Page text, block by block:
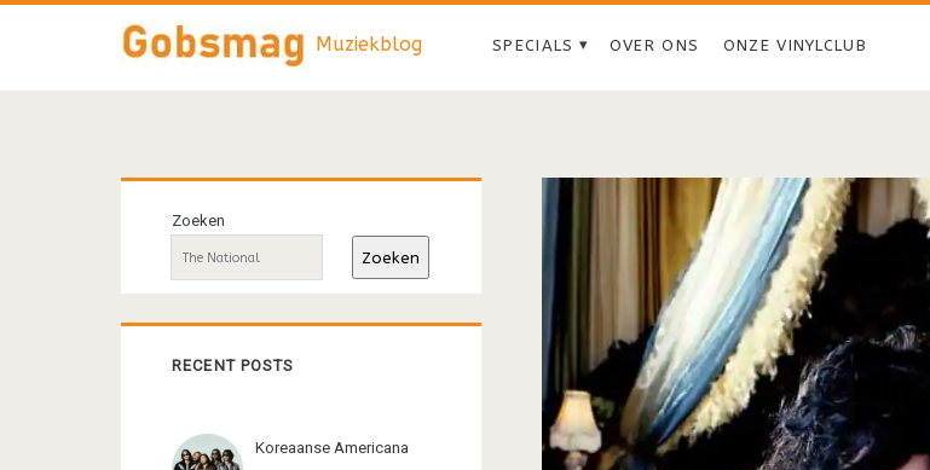
Muziekblog SPECIALS OVER ONS ONZE VINYLCLUB
<span>The
Naked
and
the
Famous</span>
Primaire
sidebar
Zoeken
Zoeken
RECENT POSTS
Koreaanse Americana